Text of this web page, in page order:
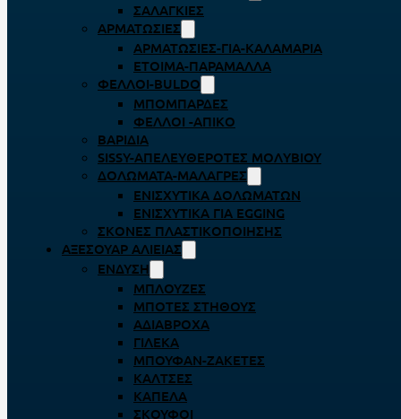
ΣΑΛΑΓΚΙΈΣ
ΑΡΜΑΤΩΣΙΈΣ
ΑΡΜΑΤΩΣΙΈΣ-ΓΙΑ-ΚΑΛΑΜΆΡΙΑ
ΈΤΟΙΜΑ-ΠΑΡΆΜΑΛΛΑ
ΦΕΛΛΟΊ-BULDO
ΜΠΟΜΠΆΡΔΕΣ
ΦΕΛΛΟΊ -ΑΠΊΚΟ
ΒΑΡΊΔΙΑ
SISSY-ΑΠΕΛΕΥΘΕΡΟΤΈΣ ΜΟΛΥΒΙΟΎ
ΔΟΛΏΜΑΤΑ-ΜΑΛΆΓΡΕΣ
ΕΝΙΣΧΥΤΙΚΆ ΔΟΛΩΜΆΤΩΝ
ΕΝΙΣΧΥΤΙΚΆ ΓΙΑ EGGING
ΣΚΌΝΕΣ ΠΛΑΣΤΙΚΟΠΟΊΗΣΗΣ
ΑΞΕΣΟΥΆΡ ΑΛΙΕΊΑΣ
ΈΝΔΥΣΗ
ΜΠΛΟΎΖΕΣ
ΜΠΌΤΕΣ ΣΤΉΘΟΥΣ
ΑΔΙΆΒΡΟΧΑ
ΓΙΛΈΚΑ
ΜΠΟΥΦΆΝ-ΖΑΚΈΤΕΣ
ΚΆΛΤΣΕΣ
ΚΑΠΈΛΑ
ΣΚΟΎΦΟΙ